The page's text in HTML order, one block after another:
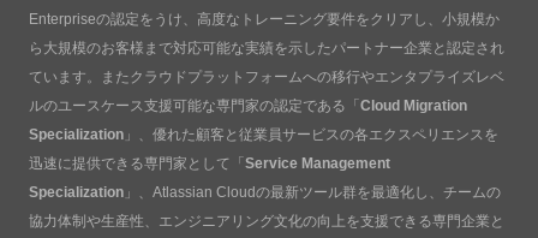
Enterpriseの認定をうけ、高度なトレーニング要件をクリアし、小規模か
ら大規模のお客様まで対応可能な実績を示したパートナー企業と認定され
ています。またクラウドプラットフォームへの移行やエンタプライズレベ
ルのユースケース支援可能な専門家の認定である「 Cloud Migration
Specialization 」、優れた顧客と従業員サービスの各エクスペリエンスを
迅速に提供できる専門家として「 Service Management
Specialization 」、Atlassian Cloudの最新ツール群を最適化し、チームの
協力体制や生産性、エンジニアリング文化の向上を支援できる専門企業と